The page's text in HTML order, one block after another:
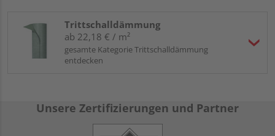
Trittschalldämmung
ab 22,18 € / m²
gesamte Kategorie Trittschalldämmung
entdecken
Unsere Zertifizierungen und Partner